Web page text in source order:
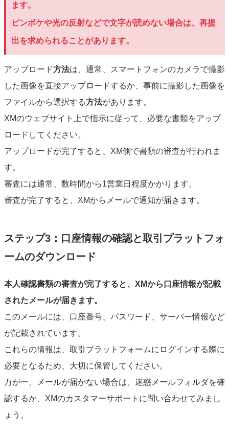
ます。
ピンボケや光の反射などで文字が読めない場合は、再提
出を求められることがあります。
アップロード方法は、通常、スマートフォンのカメラで撮影
した画像を直接アップロードするか、事前に撮影した画像を
ファイルから選択する方法があります。
XMのウェブサイト上で指示に従って、必要な書類をアップ
ロードしてください。
アップロードが完了すると、XM側で書類の審査が行われま
す。
審査には通常、数時間から1営業日程度かかります。
審査が完了すると、XMからメールで通知が届きます。
ステップ3：口座情報の確認と取引プラットフォ
ームのダウンロード
本人確認書類の審査が完了すると、XMから口座情報が記載
されたメールが届きます。
このメールには、口座番号、パスワード、サーバー情報など
が記載されています。
これらの情報は、取引プラットフォームにログインする際に
必要となるため、大切に保管してください。
万が一、メールが届かない場合は、迷惑メールフォルダを確
認するか、XMのカスタマーサポートに問い合わせてみまし
ょう。